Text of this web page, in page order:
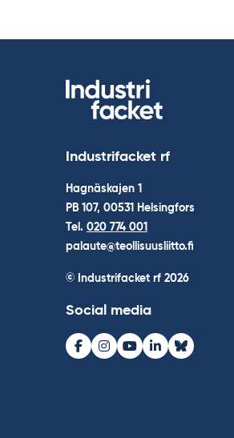
Industrifacket rf
Hagnäskajen 1
PB 107, 00531 Helsingfors
Tel. 020 774 001
palaute@teollisuusliitto.fi
© Industrifacket rf 2026
Social media
Facebook
Instagram
Youtube
LinkedInBluesky